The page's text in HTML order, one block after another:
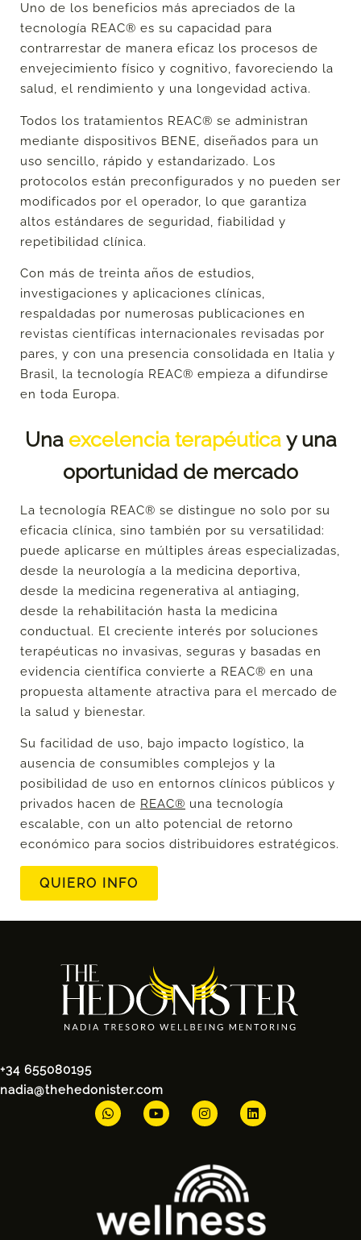
Uno de los beneficios más apreciados de la
tecnología REAC® es su capacidad para
contrarrestar de manera eficaz los procesos de
envejecimiento físico y cognitivo, favoreciendo la
salud, el rendimiento y una longevidad activa.
Todos los tratamientos REAC® se administran
mediante dispositivos BENE, diseñados para un
uso sencillo, rápido y estandarizado. Los
protocolos están preconfigurados y no pueden ser
modificados por el operador, lo que garantiza
altos estándares de seguridad, fiabilidad y
repetibilidad clínica.
Con más de treinta años de estudios,
investigaciones y aplicaciones clínicas,
respaldadas por numerosas publicaciones en
revistas científicas internacionales revisadas por
pares, y con una presencia consolidada en Italia y
Brasil, la tecnología REAC® empieza a difundirse
en toda Europa.
Una excelencia terapéutica y una
oportunidad de mercado
La tecnología REAC® se distingue no solo por su
eficacia clínica, sino también por su versatilidad:
puede aplicarse en múltiples áreas especializadas,
desde la neurología a la medicina deportiva,
desde la medicina regenerativa al antiaging,
desde la rehabilitación hasta la medicina
conductual. El creciente interés por soluciones
terapéuticas no invasivas, seguras y basadas en
evidencia científica convierte a REAC® en una
propuesta altamente atractiva para el mercado de
la salud y bienestar.
Su facilidad de uso, bajo impacto logístico, la
ausencia de consumibles complejos y la
posibilidad de uso en entornos clínicos públicos y
privados hacen de REAC® una tecnología
escalable, con un alto potencial de retorno
económico para socios distribuidores estratégicos.
QUIERO INFO
+34 655080195
nadia@thehedonister.com